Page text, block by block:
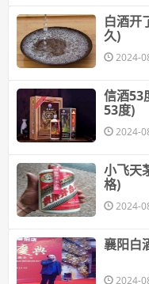
白酒开
久)
2024-
信酒53
53度)
2024-
小飞天
格)
2024-
襄阳白
2024-